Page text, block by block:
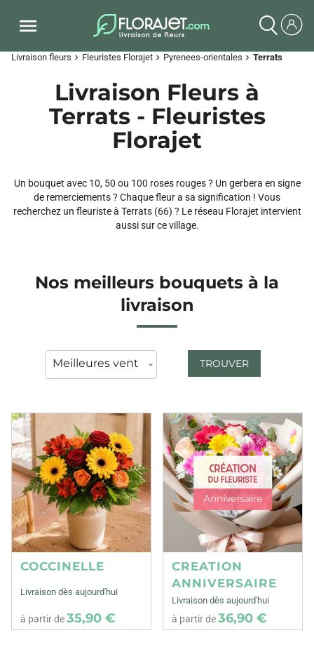
Livraison fleurs chevron_right Fleuristes Florajet chevron_right Pyrenees-orientales chevron_right Terrats
Livraison Fleurs à
Terrats - Fleuristes
Florajet
Un bouquet avec 10, 50 ou 100 roses rouges ? Un gerbera en signe
de remerciements ? Chaque fleur a sa signification ! Vous
recherchez un fleuriste à Terrats (66) ? Le réseau Florajet intervient
aussi sur ce village.
Nos meilleurs bouquets à la
livraison
TROUVER
COCCINELLE
Livraison dès aujourd'hui
à partir de35,90 €
CREATION
ANNIVERSAIRE
Livraison dès aujourd'hui
à partir de36,90 €